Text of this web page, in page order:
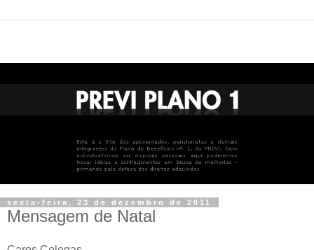
sexta-feira, 23 de dezembro de 2011
Mensagem de Natal